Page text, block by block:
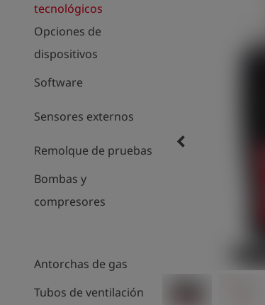
tecnológicos
Opciones de
dispositivos
Software
Sensores externos
Remolque de pruebas
Bombas y
compresores
Antorchas de gas
Tubos de ventilación
keyboard_arrow_left